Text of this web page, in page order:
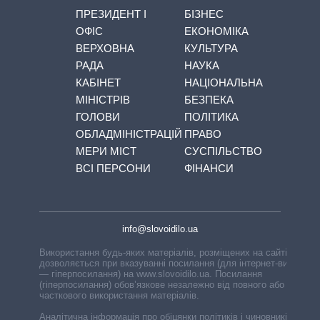
ПРЕЗИДЕНТ І
ОФІС
ВЕРХОВНА
РАДА
КАБІНЕТ
МІНІСТРІВ
ГОЛОВИ
ОБЛАДМІНІСТРАЦІЙ
МЕРИ МІСТ
ВСІ ПЕРСОНИ
БІЗНЕС
ЕКОНОМІКА
КУЛЬТУРА
НАУКА
НАЦІОНАЛЬНА
БЕЗПЕКА
ПОЛІТИКА
ПРАВО
СУСПІЛЬСТВО
ФІНАНСИ
info@slovoidilo.ua
Використання будь-яких матеріалів, розміщених на сайті,
дозволяється при вказуванні посилання (для інтернет-видань
— гіперпосилання) на www.slovoidilo.ua. Посилання
(гіперпосилання) обов’язкове незалежно від повного або
часткового використання матеріалів.
Аналітична інформація про обіцянки політиків і чиновників,